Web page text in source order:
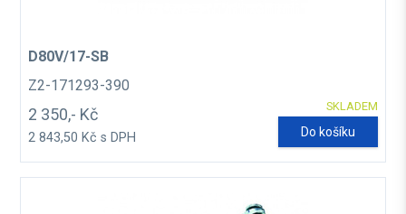
D80V/17-SB
Z2-171293-390
SKLADEM
2 350,- Kč
2 843,50 Kč s DPH Do košíku